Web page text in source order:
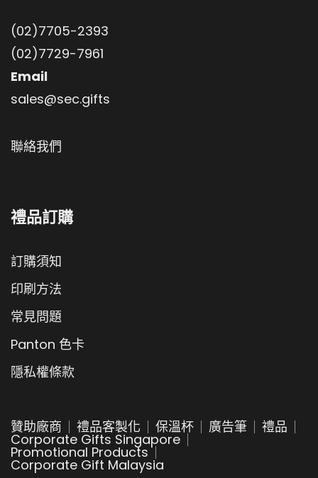
(02)7705-2393
(02)7729-7961
Email
sales@sec.gifts
聯絡我們
禮品訂購
訂購須知
印刷方法
常見問題
Panton 色卡
隱私權條款
贊助廠商 禮品客製化 保溫杯 廣告筆 禮品
Corporate Gifts Singapore
Promotional Products
Corporate Gift Malaysia